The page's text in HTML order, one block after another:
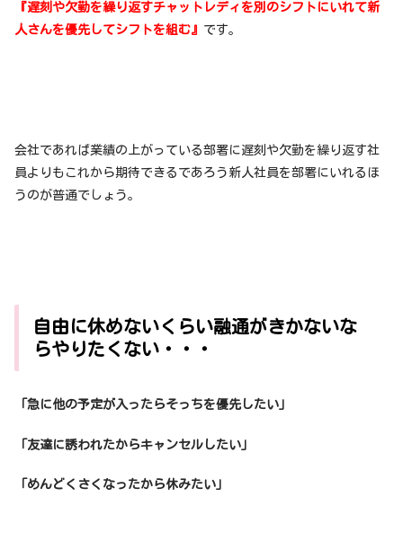
『遅刻や欠勤を繰り返すチャットレディを別のシフトにいれて新
人さんを優先してシフトを組む』 です。
会社であれば業績の上がっている部署に遅刻や欠勤を繰り返す社
員よりもこれから期待できるであろう新人社員を部署にいれるほ
うのが普通でしょう。
自由に休めないくらい融通がきかないな
らやりたくない・・・
「急に他の予定が入ったらそっちを優先したい」
「友達に誘われたからキャンセルしたい」
「めんどくさくなったから休みたい」